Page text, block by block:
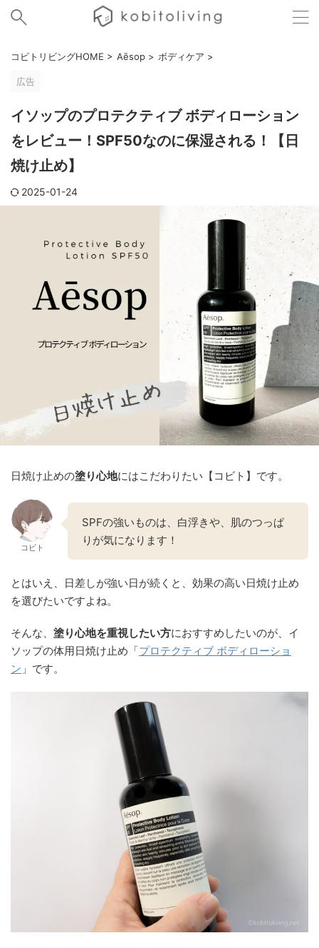
コビトリビングHOME > Aēsop > ボディケア >
広告
イソップのプロテクティブ ボディローション
をレビュー！SPF50なのに保湿される！【日
焼け止め】
2025-01-24
日焼け止めの塗り心地にはこだわりたい【コビト】です。
コビト
SPFの強いものは、白浮きや、肌のつっぱ
りが気になります！
とはいえ、日差しが強い日が続くと、効果の高い日焼け止め
を選びたいですよね。
そんな、 塗り心地を重視したい方におすすめしたいのが、イ
ソップの体用日焼け止め「プロテクティブ ボディローショ
ン 」です。